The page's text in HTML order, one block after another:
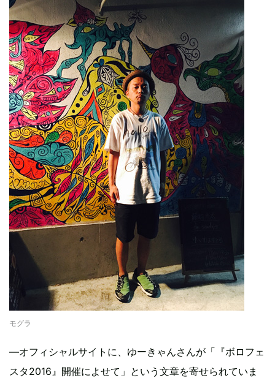
モグラ
―オフィシャルサイトに、ゆーきゃんさんが「『ボロフェ
スタ2016』開催によせて」という文章を寄せられていま